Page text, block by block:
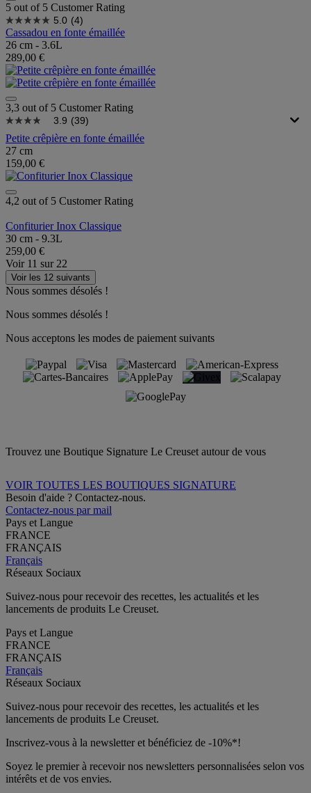
5 out of 5 Customer Rating
5.0 (4)
Cassadou en fonte émaillée
26 cm - 3.6L
289,00 €
3,3 out of 5 Customer Rating
3.9 (39)
Petite crêpière en fonte émaillée
27 cm
159,00 €
4,2 out of 5 Customer Rating
Confiturier Inox Classique
30 cm - 9.3L
259,00 €
Voir 11 sur 22
Voir les 12 suivants
Nous sommes désolés !
Nous sommes désolés !
Nous acceptons les modes de paiement suivants
Trouvez une Boutique Signature Le Creuset autour de vous
VOIR TOUTES LES BOUTIQUES SIGNATURE
Besoin d'aide ? Contactez-nous.
Contactez-nous par mail
Pays et Langue
FRANCE
FRANÇAIS
Français
Réseaux Sociaux
Suivez-nous pour recevoir des recettes, les actualités et les
lancements de produits Le Creuset.
Pays et Langue
FRANCE
FRANÇAIS
Français
Réseaux Sociaux
Suivez-nous pour recevoir des recettes, les actualités et les
lancements de produits Le Creuset.
Inscrivez-vous à la newsletter et bénéficiez de -10%*!
Soyez le premier à recevoir nos newsletters personnalisées selon vos
intérêts et de vos envies.